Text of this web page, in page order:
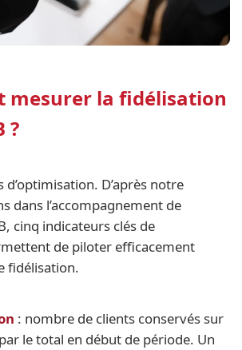
mesurer la fidélisation
?
d’optimisation. D’après notre
dans l’accompagnement de
cinq indicateurs clés de
de piloter efficacement
fidélisation.
: nombre de clients conservés sur
le total en début de période. Un